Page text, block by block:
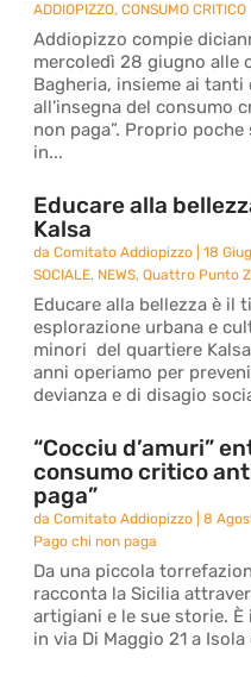
ADDIOPIZZO,CONSUMO CRITICO
Addiopizzo compie
mercoledì 28 giugno alle
Bagheria, insieme ai
all’insegna del consumo
non paga”. Proprio
in...
Educare alla
Kalsa
daComitato Addiopizzo |18
SOCIALE, NEWS,Quattro Punto
Educare alla bellezza è il
esplorazione urbana e
minori del quartiere
anni operiamo per
devianza e di disagio
“Cocciu d’amuri”
consumo critico
paga”
daComitato Addiopizzo |8
Pago chi non paga
Da una piccola
racconta la Sicilia
artigiani e le sue storie. È
in via Di Maggio 21 a